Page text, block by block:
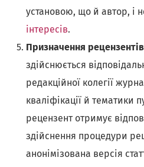
установою, що й автор, і
інтересів.
Призначення
здійснюється
редакційної колегії
кваліфікації й тематики
рецензент отримує
здійснення процедури
анонімізована версія